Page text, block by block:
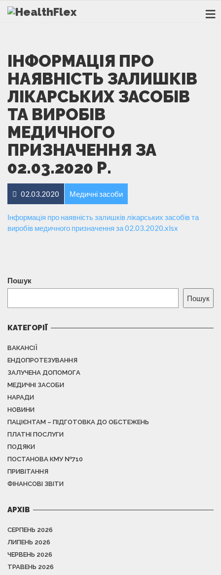
ІНФОРМАЦІЯ ПРО
НАЯВНІСТЬ ЗАЛИШКІВ
ЛІКАРСЬКИХ ЗАСОБІВ
ТА ВИРОБІВ
МЕДИЧНОГО
ПРИЗНАЧЕННЯ ЗА
02.03.2020 Р.
02.03.2020 Медичні засоби
Інформація про наявність залишків лікарських засобів та
виробів медичного призначення за 02.03.2020.xlsx
Пошук
Пошук
КАТЕГОРІЇ
ВАКАНСІЇ
ЕНДОПРОТЕЗУВАННЯ
ЗАЛУЧЕНА ДОПОМОГА
МЕДИЧНІ ЗАСОБИ
НАРАДИ
НОВИНИ
ПАЦІЄНТАМ – ПІДГОТОВКА ДО ОБСТЕЖЕНЬ
ПЛАТНІ ПОСЛУГИ
ПОДЯКИ
ПОСТАНОВА КМУ №710
ПРИВІТАННЯ
ФІНАНСОВІ ЗВІТИ
АРХІВ
СЕРПЕНЬ 2026
ЛИПЕНЬ 2026
ЧЕРВЕНЬ 2026
ТРАВЕНЬ 2026